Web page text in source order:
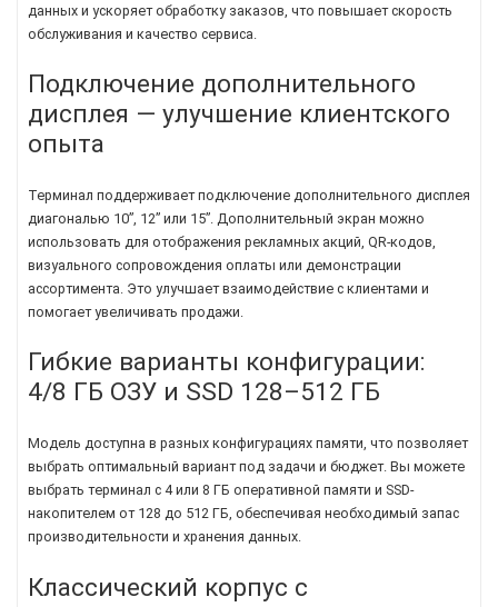
данных и ускоряет обработку заказов, что повышает скорость
обслуживания и качество сервиса.
Подключение дополнительного
дисплея — улучшение клиентского
опыта
Терминал поддерживает подключение дополнительного дисплея
диагональю 10”, 12” или 15”. Дополнительный экран можно
использовать для отображения рекламных акций, QR-кодов,
визуального сопровождения оплаты или демонстрации
ассортимента. Это улучшает взаимодействие с клиентами и
помогает увеличивать продажи.
Гибкие варианты конфигурации:
4/8 ГБ ОЗУ и SSD 128–512 ГБ
Модель доступна в разных конфигурациях памяти, что позволяет
выбрать оптимальный вариант под задачи и бюджет. Вы можете
выбрать терминал с 4 или 8 ГБ оперативной памяти и SSD-
накопителем от 128 до 512 ГБ, обеспечивая необходимый запас
производительности и хранения данных.
Классический корпус с